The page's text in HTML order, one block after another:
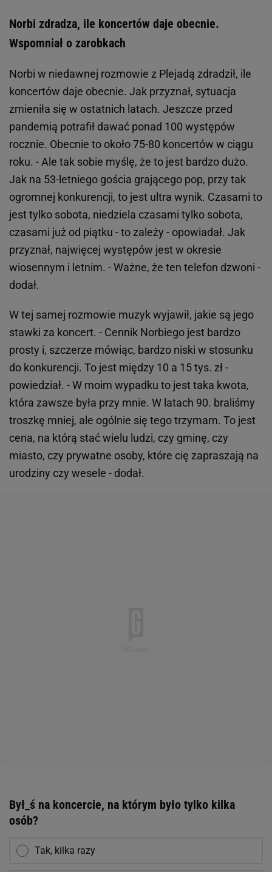
Norbi zdradza, ile koncertów daje obecnie.
Wspomniał o zarobkach
Norbi w niedawnej rozmowie z Plejadą zdradził, ile
koncertów daje obecnie. Jak przyznał, sytuacja
zmieniła się w ostatnich latach. Jeszcze przed
pandemią potrafił dawać ponad 100 występów
rocznie. Obecnie to około 75-80 koncertów w ciągu
roku. - Ale tak sobie myślę, że to jest bardzo dużo.
Jak na 53-letniego gościa grającego pop, przy tak
ogromnej konkurencji, to jest ultra wynik. Czasami to
jest tylko sobota, niedziela czasami tylko sobota,
czasami już od piątku - to zależy - opowiadał. Jak
przyznał, najwięcej występów jest w okresie
wiosennym i letnim. - Ważne, że ten telefon dzwoni -
dodał.
W tej samej rozmowie muzyk wyjawił, jakie są jego
stawki za koncert. - Cennik Norbiego jest bardzo
prosty i, szczerze mówiąc, bardzo niski w stosunku
do konkurencji. To jest między 10 a 15 tys. zł -
powiedział. - W moim wypadku to jest taka kwota,
która zawsze była przy mnie. W latach 90. braliśmy
troszkę mniej, ale ogólnie się tego trzymam. To jest
cena, na którą stać wielu ludzi, czy gminę, czy
miasto, czy prywatne osoby, które cię zapraszają na
urodziny czy wesele - dodał.
Był_ś na koncercie, na którym było tylko kilka
osób?
Tak, kilka razy